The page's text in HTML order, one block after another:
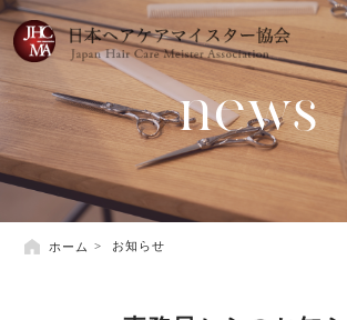
news
ホーム お知らせ